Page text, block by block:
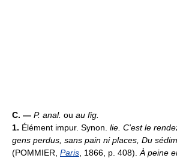
C. — P. anal. ou au fig.
1. Élément impur. Synon. lie. C'est le
gens perdus, sans pain ni places, Du
(POMMIER, Paris , 1866, p. 408). À peine